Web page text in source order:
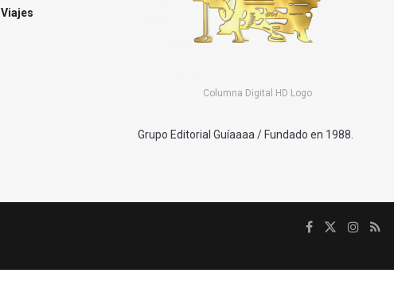
Viajes
Columna Digital HD Logo
Grupo Editorial Guíaaaa / Fundado en 1988.